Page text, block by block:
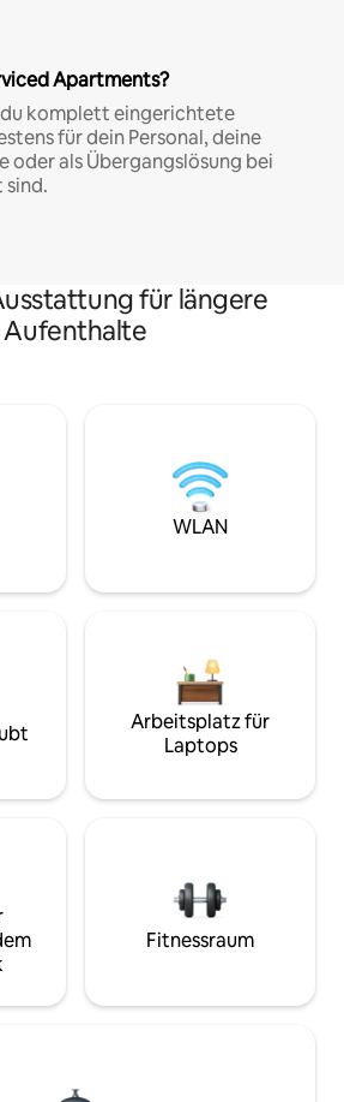
Apartments?
komplett eingerichtete
für dein Personal, deine
als Übergangslösung bei
sind.
für längere
Aufenthalte
WLAN
Arbeitsplatz für
Laptops
Fitnessraum